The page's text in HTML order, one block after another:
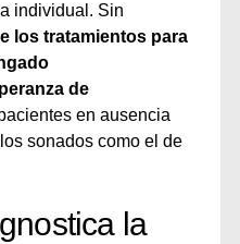
individual. Sin
los tratamientos para
de
en ausencia
sonados como el de
la